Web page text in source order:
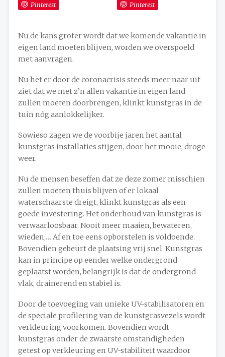
Pinterest Pinterest
Nu de kans groter wordt dat we komende vakantie in
eigen land moeten blijven, worden we overspoeld
met aanvragen.
Nu het er door de coronacrisis steeds meer naar uit
ziet dat we met z’n allen vakantie in eigen land
zullen moeten doorbrengen, klinkt kunstgras in de
tuin nóg aanlokkelijker.
Sowieso zagen we de voorbije jaren het aantal
kunstgras installaties stijgen, door het mooie, droge
weer.
Nu de mensen beseffen dat ze deze zomer misschien
zullen moeten thuis blijven of er lokaal
waterschaarste dreigt, klinkt kunstgras als een
goede investering. Het onderhoud van kunstgras is
verwaarloosbaar. Nooit meer maaien, bewateren,
wieden,… Af en toe eens opborstelen is voldoende.
Bovendien gebeurt de plaatsing vrij snel. Kunstgras
kan in principe op eender welke ondergrond
geplaatst worden, belangrijk is dat de ondergrond
vlak, drainerend en stabiel is.
Door de toevoeging van unieke UV-stabilisatoren en
de speciale profilering van de kunstgrasvezels wordt
verkleuring voorkomen. Bovendien wordt
kunstgras onder de zwaarste omstandigheden
getest op verkleuring en UV-stabiliteit waardoor